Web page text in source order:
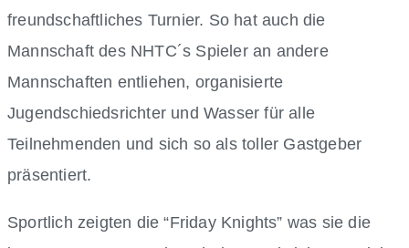
freundschaftliches Turnier. So hat auch die
Mannschaft des NHTC´s Spieler an andere
Mannschaften entliehen, organisierte
Jugendschiedsrichter und Wasser für alle
Teilnehmenden und sich so als toller Gastgeber
präsentiert.
Sportlich zeigten die “Friday Knights” was sie die